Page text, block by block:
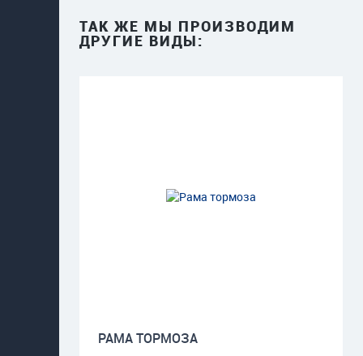
ТАК ЖЕ МЫ ПРОИЗВОДИМ
ДРУГИЕ ВИДЫ:
РАМА ТОРМОЗА